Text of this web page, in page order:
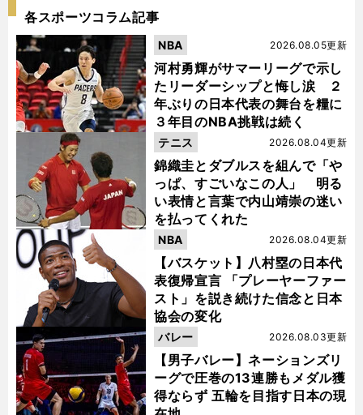
各スポーツコラム記事
河村勇輝がサマーリーグで示し
たリーダーシップと悔し涙 ２
年ぶりの日本代表の舞台を糧に
３年目のNBA挑戦は続く
2026.08.05更新
NBA
錦織圭とダブルスを組んで「や
っぱ、すごいなこの人」 明る
い表情と言葉で内山靖崇の迷い
を払ってくれた
2026.08.04更新
テニス
【バスケット】八村塁の日本代
表復帰宣言 「プレーヤーファー
スト」を説き続けた信念と日本
協会の変化
2026.08.04更新
NBA
【男子バレー】ネーションズリ
ーグで圧巻の13連勝もメダル獲
得ならず 五輪を目指す日本の現
2026.08.03更新
バレー